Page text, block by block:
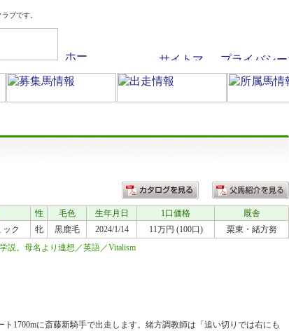
ブです。
性 毛色 生年月日 1口価格
厩舎
ック 牝 黒鹿毛 2024/1/14 11万円 (100口) 栗東 ・緒方努
説。母名より連想／英語／Vitalism
1700mに斎藤新騎手で出走します。緒方調教師は「追い切りでは右にも